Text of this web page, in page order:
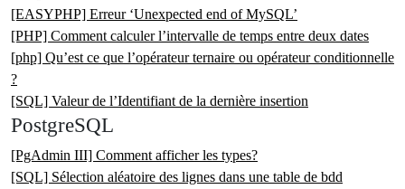
[EASYPHP] Erreur ‘Unexpected end of MySQL’
[PHP] Comment calculer l’intervalle de temps entre deux dates
[php] Qu’est ce que l’opérateur ternaire ou opérateur conditionnelle
?
[SQL] Valeur de l’Identifiant de la dernière insertion
PostgreSQL
[PgAdmin III] Comment afficher les types?
[SQL] Sélection aléatoire des lignes dans une table de bdd